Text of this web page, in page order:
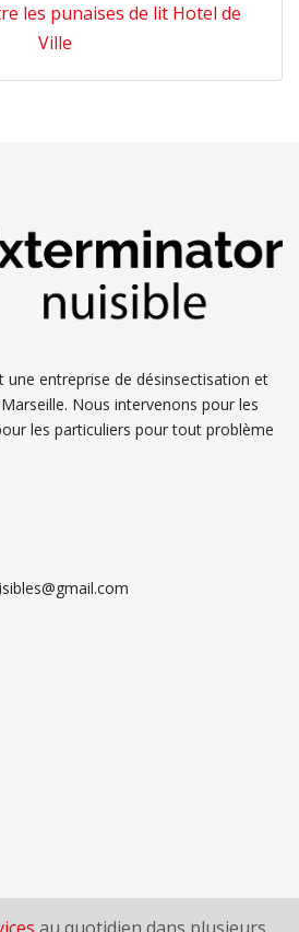
les punaises de lit Hotel de
Ville
une entreprise de désinsectisation et
Nous intervenons pour les
les particuliers pour tout problème